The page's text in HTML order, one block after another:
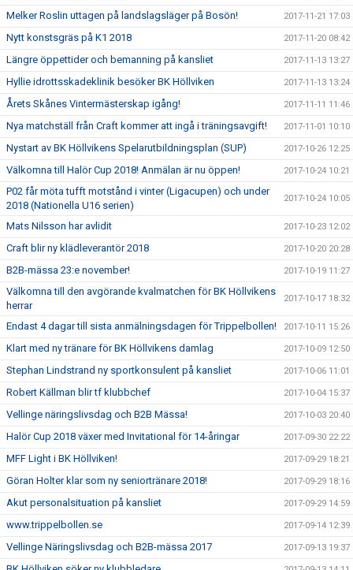
Melker Roslin uttagen på landslagsläger på Bosön! 2017-11-21 17:03
Nytt konstsgräs på K1 2018 2017-11-20 08:42
Längre öppettider och bemanning på kansliet 2017-11-13 13:27
Hyllie idrottsskadeklinik besöker BK Höllviken 2017-11-13 13:24
Årets Skånes Vintermästerskap igång! 2017-11-11 11:46
Nya matchställ från Craft kommer att ingå i träningsavgift! 2017-11-01 10:10
Nystart av BK Höllvikens Spelarutbildningsplan (SUP) 2017-10-26 12:25
Välkomna till Halör Cup 2018! Anmälan är nu öppen! 2017-10-24 10:21
P02 får möta tufft motstånd i vinter (Ligacupen) och under
2018 (Nationella U16 serien)
2017-10-24 10:05
Mats Nilsson har avlidit 2017-10-23 12:02
Craft blir ny klädleverantör 2018 2017-10-20 20:28
B2B-mässa 23:e november! 2017-10-19 11:27
Välkomna till den avgörande kvalmatchen för BK Höllvikens
herrar
2017-10-17 18:32
Endast 4 dagar till sista anmälningsdagen för Trippelbollen! 2017-10-11 15:26
Klart med ny tränare för BK Höllvikens damlag 2017-10-09 12:50
Stephan Lindstrand ny sportkonsulent på kansliet 2017-10-06 11:01
Robert Källman blir tf klubbchef 2017-10-04 15:37
Vellinge näringslivsdag och B2B Mässa! 2017-10-03 20:40
Halör Cup 2018 växer med Invitational för 14-åringar 2017-09-30 22:22
MFF Light i BK Höllviken! 2017-09-29 18:21
Göran Holter klar som ny seniortränare 2018! 2017-09-29 18:16
Akut personalsituation på kansliet 2017-09-29 14:59
www.trippelbollen.se 2017-09-14 12:39
Vellinge Näringslivsdag och B2B-mässa 2017 2017-09-13 19:37